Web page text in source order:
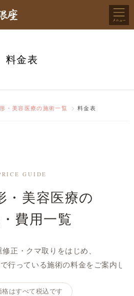
料金表
・美容医療の施術一覧 料金表
GUIDE
・美容医療の
費用一覧
正・クマ取りをはじめ、
行っている施術の料金をご案内し
格はすべて税込です